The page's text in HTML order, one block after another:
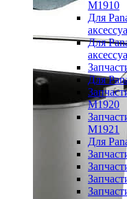
M1910
Для
Для
Для
M1920
M1921
Для